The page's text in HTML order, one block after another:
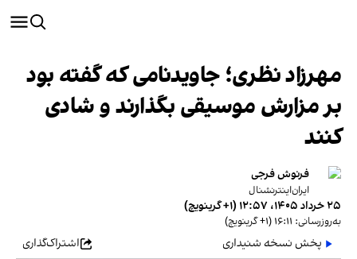
مهرزاد نظری؛ جاویدنامی که گفته بود
بر مزارش موسیقی بگذارند و شادی
کنند
فرنوش فرجی
ایران‌اینترنشنال
۲۵ خرداد ۱۴۰۵، ۱۲:۵۷ (‎+۱ گرینویچ)
به‌روزرسانی: ۱۶:۱۱ (‎+۱ گرینویچ)
پخش نسخه شنیداری اشتراک‌گذاری